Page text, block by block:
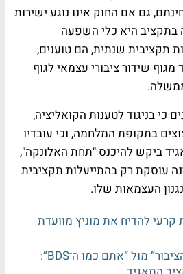
גם אם החוק אינו נוגע ישירות
בתקציב היא כלי השפעה
תקציבית שנתית, הם טוענים,
שידור ציבורי עצמאי לגוף
כי בניגוד לטענות הקואליציה,
בתקופת המלחמה, וכי עובדיו
ביקש להיכנס "תחת האלונקה",
עוסקת רק בהתייעלות תקציבית
העצמאות שלו.
להדיח את מוניץ מוועדת
“התאגיד מרעיל את הציבור” מול “אתם כמו ה־BDS”: